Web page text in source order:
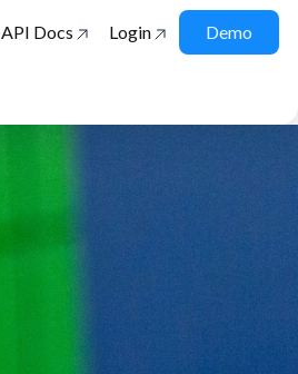
API Docs Login Demo